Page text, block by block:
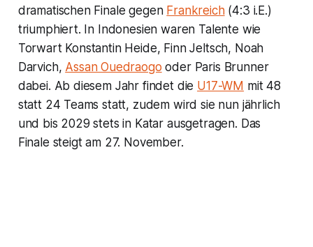
dramatischen Finale gegen Frankreich(4:3 i.E.)
triumphiert. In Indonesien waren Talente wie
Torwart Konstantin Heide, Finn Jeltsch, Noah
Darvich, Assan Ouedraogo oder Paris Brunner
dabei. Ab diesem Jahr findet die U17-WM mit 48
statt 24 Teams statt, zudem wird sie nun jährlich
und bis 2029 stets in Katar ausgetragen. Das
Finale steigt am 27. November.